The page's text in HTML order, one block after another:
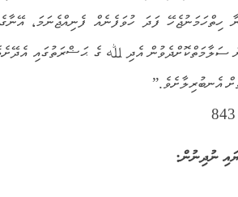
ހިތްހަމަނުޖެހޭ ފަދަ ހުވަފެނެއް ފެނިއްޖެނަމަ،
އެނބުރިލާށެވެ.”